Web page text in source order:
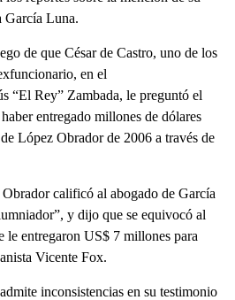
García Luna.
de que César de Castro, uno de los
en el
“El Rey” Zambada, le preguntó el
entregado millones de dólares
López Obrador de 2006 a través de
calificó al abogado de García
y dijo que se equivocó al
le entregaron US$ 7 millones para
Vicente Fox.
inconsistencias en su testimonio